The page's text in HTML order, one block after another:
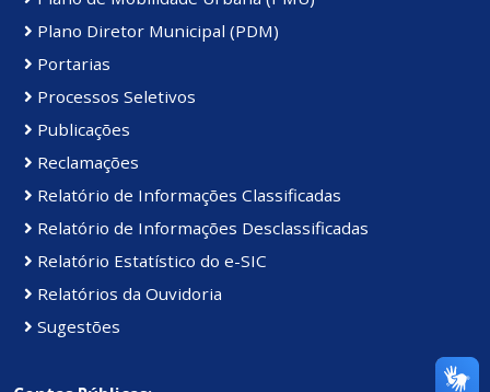
Plano Diretor Municipal (PDM)
Portarias
Processos Seletivos
Publicações
Reclamações
Relatório de Informações Classificadas
Relatório de Informações Desclassificadas
Relatório Estatístico do e-SIC
Relatórios da Ouvidoria
Sugestões